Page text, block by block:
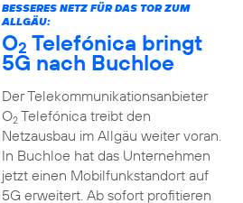
BESSERES NETZ FÜR DAS TOR ZUM
ALLGÄU:
O2 Telefónica bringt
5G nach Buchloe
Der Telekommunikationsanbieter
O2Telefónica treibt den
Netzausbau im Allgäu weiter voran.
In Buchloe hat das Unternehmen
jetzt einen Mobilfunkstandort auf
5G erweitert. Ab sofort profitieren